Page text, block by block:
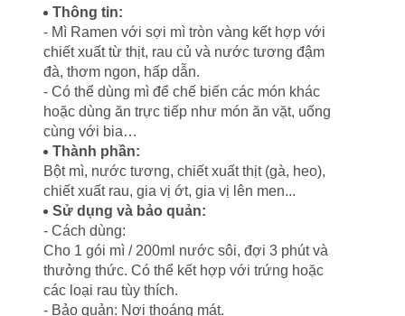
Thông tin:
- Mì Ramen với sợi mì tròn vàng kết hợp với
chiết xuất từ thịt, rau củ và nước tương đậm
đà, thơm ngon, hấp dẫn.
- Có thể dùng mì để chế biến các món khác
hoặc dùng ăn trực tiếp như món ăn vặt, uống
cùng với bia…
Thành phần:
Bột mì, nước tương, chiết xuất thịt (gà, heo),
chiết xuất rau, gia vị ớt, gia vị lên men...
Sử dụng và bảo quản:
- Cách dùng:
Cho 1 gói mì / 200ml nước sôi, đợi 3 phút và
thưởng thức. Có thể kết hợp với trứng hoặc
các loại rau tùy thích.
- Bảo quản: Nơi thoáng mát.